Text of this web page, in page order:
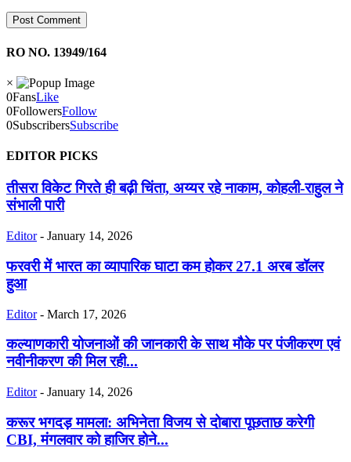
RO NO. 13949/164
×
0FansLike
0FollowersFollow
0SubscribersSubscribe
EDITOR PICKS
तीसरा विकेट गिरते ही बढ़ी चिंता, अय्यर रहे नाकाम, कोहली-राहुल ने
संभाली पारी
Editor - January 14, 2026
फरवरी में भारत का व्यापारिक घाटा कम होकर 27.1 अरब डॉलर
हुआ
Editor - March 17, 2026
कल्याणकारी योजनाओं की जानकारी के साथ मौके पर पंजीकरण एवं
नवीनीकरण की मिल रही...
Editor - January 14, 2026
करूर भगदड़ मामला: अभिनेता विजय से दोबारा पूछताछ करेगी
CBI, मंगलवार को हाजिर होने...